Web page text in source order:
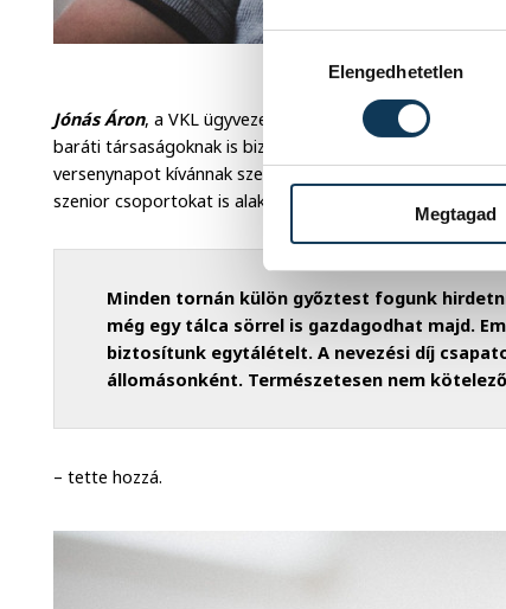
Hozzájárulás kiválasztása
Elengedhetetlen
Megtagad
Jónás Áron, a VKL ügyvezetője kiemelte, egyértelmű
baráti társaságoknak is biztosíthassanak mozgási
versenynapot kívánnak szervezni: kettőt júniusban,
szenior csoportokat is alakítanak majd az igazságos
Minden tornán külön győztest fogunk
még egy tálca sörrel is gazdagodhat majd.
biztosítunk egytálételt. A nevezési díj
állomásonként. Természetesen nem
– tette hozzá.